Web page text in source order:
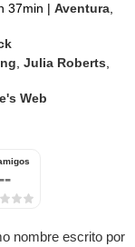
37min | Aventura,
,Julia Roberts,
Web
--
nombre escrito por